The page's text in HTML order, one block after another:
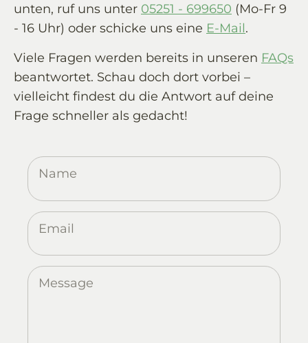
unten, ruf uns unter 05251 - 699650 (Mo-Fr 9
- 16 Uhr) oder schicke uns eine E-Mail.
Viele Fragen werden bereits in unseren FAQs
beantwortet. Schau doch dort vorbei –
vielleicht findest du die Antwort auf deine
Frage schneller als gedacht!
Contact
–
Your
direct
line
to
us
in
Name
Email
Message